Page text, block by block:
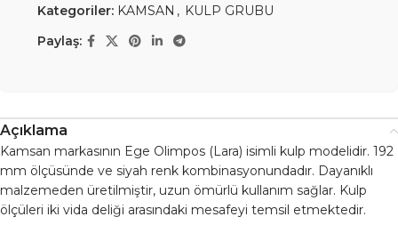
Kategoriler: KAMSAN , KULP GRUBU
Paylaş:
Açıklama
Kamsan markasının Ege Olimpos (Lara) isimli kulp modelidir. 192
mm ölçüsünde ve siyah renk kombinasyonundadır. Dayanıklı
malzemeden üretilmiştir, uzun ömürlü kullanım sağlar. Kulp
ölçüleri iki vida deliği arasındaki mesafeyi temsil etmektedir.